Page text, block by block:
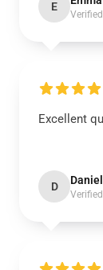
E
Excellent
D Daniel